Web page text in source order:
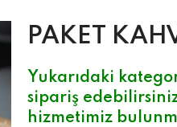
PAKET
Yukarıdaki
sipariş
hizmetimiz